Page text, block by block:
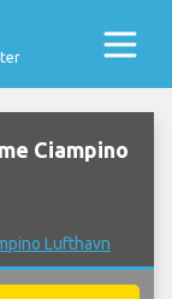
Ciampino
Lufthavn